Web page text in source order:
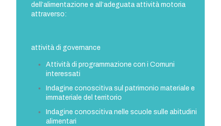
dell’alimentazione e all’adeguata attività motoria
attraverso:
attività di governance
Attività di programmazione con i Comuni
interessati
Indagine conoscitiva sul patrimonio materiale e
immateriale del territorio
Indagine conoscitiva nelle scuole sulle abitudini
alimentari